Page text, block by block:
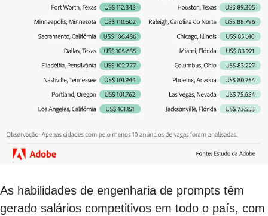
As habilidades de engenharia de prompts têm
gerado salários competitivos em todo o país, com